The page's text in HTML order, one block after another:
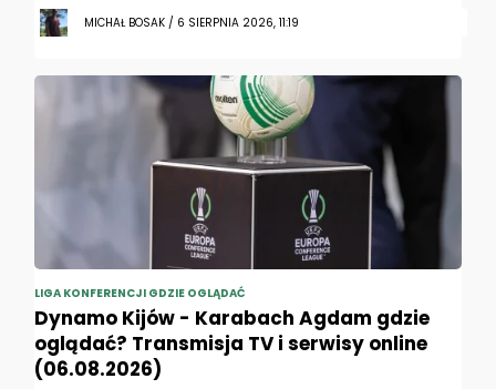
MICHAŁ BOSAK / 6 SIERPNIA 2026, 11:19
LIGA KONFERENCJI GDZIE OGLĄDAĆ
Dynamo Kijów - Karabach Agdam gdzie
oglądać? Transmisja TV i serwisy online
(06.08.2026)